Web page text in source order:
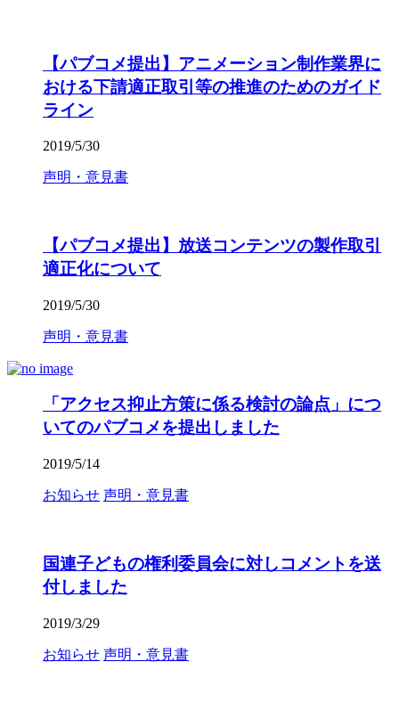
【パブコメ提出】アニメーション制作業界に
おける下請適正取引等の推進のためのガイド
ライン
2019/5/30
声明・意見書
【パブコメ提出】放送コンテンツの製作取引
適正化について
2019/5/30
声明・意見書
「アクセス抑止方策に係る検討の論点」につ
いてのパブコメを提出しました
2019/5/14
お知らせ 声明・意見書
国連子どもの権利委員会に対しコメントを送
付しました
2019/3/29
お知らせ 声明・意見書